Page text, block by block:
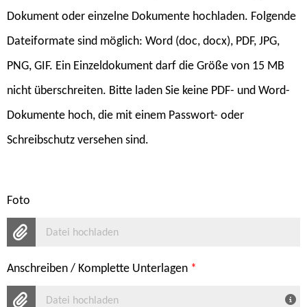
Dokument oder einzelne Dokumente hochladen. Folgende
Dateiformate sind möglich: Word (doc, docx), PDF, JPG,
PNG, GIF. Ein Einzeldokument darf die Größe von 15 MB
nicht überschreiten. Bitte laden Sie keine PDF- und Word-
Dokumente hoch, die mit einem Passwort- oder
Schreibschutz versehen sind.
Foto
Datei hochladen
Anschreiben / Komplette Unterlagen *
Datei hochladen